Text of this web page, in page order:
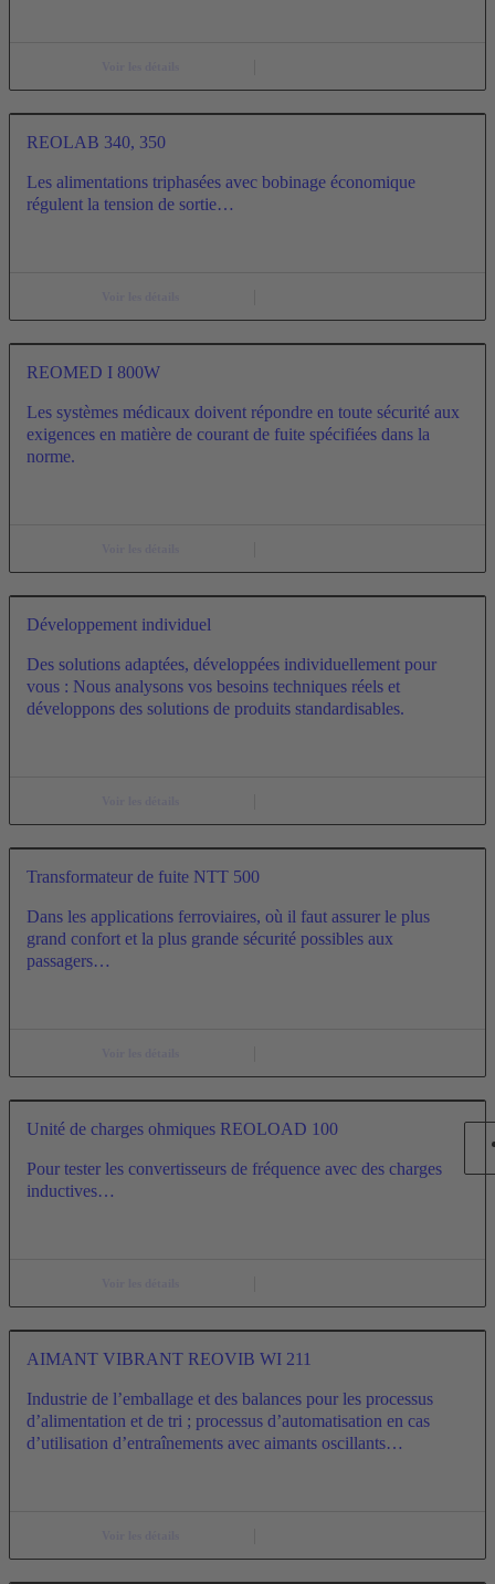
REOLAB 340, 350
Les alimentations triphasées avec bobinage économique
régulent la tension de sortie…
REOMED I 800W
Les systèmes médicaux doivent répondre en toute sécurité aux
exigences en matière de courant de fuite spécifiées dans la
norme.
Développement individuel
Des solutions adaptées, développées individuellement pour
vous : Nous analysons vos besoins techniques réels et
développons des solutions de produits standardisables.
Transformateur de fuite NTT 500
Dans les applications ferroviaires, où il faut assurer le plus
grand confort et la plus grande sécurité possibles aux
passagers…
Unité de charges ohmiques REOLOAD 100
Pour tester les convertisseurs de fréquence avec des charges
inductives…
AIMANT VIBRANT REOVIB WI 211
Industrie de l’emballage et des balances pour les processus
d’alimentation et de tri ; processus d’automatisation en cas
d’utilisation d’entraînements avec aimants oscillants…